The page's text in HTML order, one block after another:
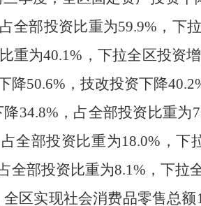
占全部投资比重为59.9% ，下
重为40.1% ，下拉全区投资
降50.6% ，技改投资下降40.2
降34.8% ，占全部投资比重为
占全部投资比重为18.0% ，下
全部投资比重为8.1% ，下拉
全区实现社会消费品零售总额